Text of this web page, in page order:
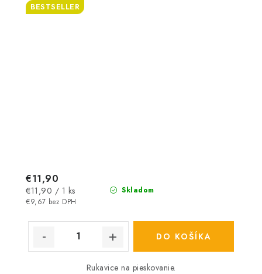
BESTSELLER
Skladom
€9,67 bez DPH
€11,90
Jednotková
cena:
€11,90 / 1 ks
DO KOŠÍKA
Rukavice na pieskovanie.